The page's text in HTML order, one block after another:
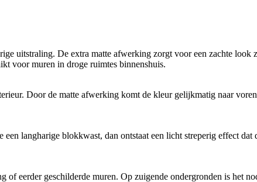
uitstraling. De extra matte afwerking zorgt voor een zachte look
voor muren in droge ruimtes binnenshuis.
Door de matte afwerking komt de kleur gelijkmatig naar
langharige blokkwast, dan ontstaat een licht streperig effect dat
eerder geschilderde muren. Op zuigende ondergronden is het